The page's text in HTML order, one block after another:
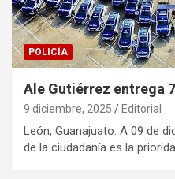
POLICÍA
Ale Gutiérrez entrega
9 diciembre, 2025 Editorial
León, Guanajuato. A 09 de
de la ciudadanía es la